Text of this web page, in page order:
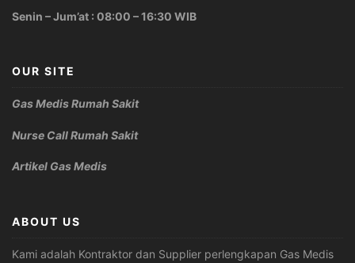
Senin – Jum’at : 08:00 – 16:30 WIB
OUR SITE
Gas Medis Rumah Sakit
Nurse Call Rumah Sakit
Artikel Gas Medis
ABOUT US
Kami adalah Kontraktor dan Supplier perlengkapan Gas Medis